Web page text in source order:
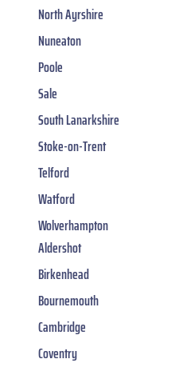
North Ayrshire
Nuneaton
Poole
Sale
South Lanarkshire
Stoke-on-Trent
Telford
Watford
Wolverhampton
Aldershot
Birkenhead
Bournemouth
Cambridge
Coventry